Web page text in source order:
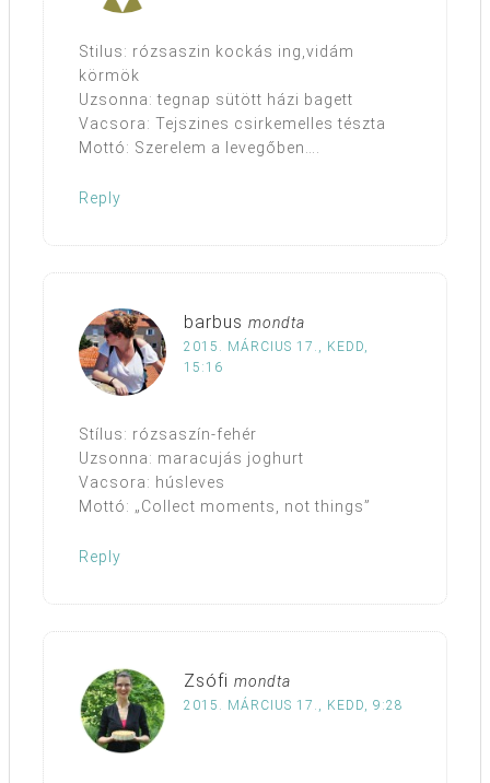
Stilus: rózsaszin kockás ing,vidám
körmök
Uzsonna: tegnap sütött házi bagett
Vacsora: Tejszines csirkemelles tészta
Mottó: Szerelem a levegőben….
Reply
barbus mondta
2015. MÁRCIUS 17., KEDD,
15:16
Stílus: rózsaszín-fehér
Uzsonna: maracujás joghurt
Vacsora: húsleves
Mottó: „Collect moments, not things”
Reply
Zsófi mondta
2015. MÁRCIUS 17., KEDD, 9:28